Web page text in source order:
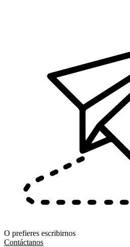
O prefieres escribirnos
Contáctanos